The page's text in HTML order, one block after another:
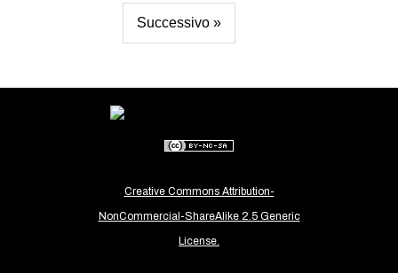
Successivo »
Creative Commons Attribution-
NonCommercial-ShareAlike 2.5 Generic
License.